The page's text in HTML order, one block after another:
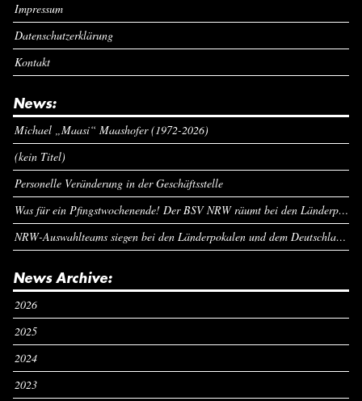
Impressum
Datenschutzerklärung
Kontakt
News:
Michael „Maasi“ Maashofer (1972-2026)
(kein Titel)
Personelle Veränderung in der Geschäftsstelle
Was für ein Pfingstwochenende! Der BSV NRW räumt bei den Länderpokalen ab
NRW-Auswahlteams siegen bei den Länderpokalen und dem Deutschlandcup an Pfingsten
News Archive:
2026
2025
2024
2023